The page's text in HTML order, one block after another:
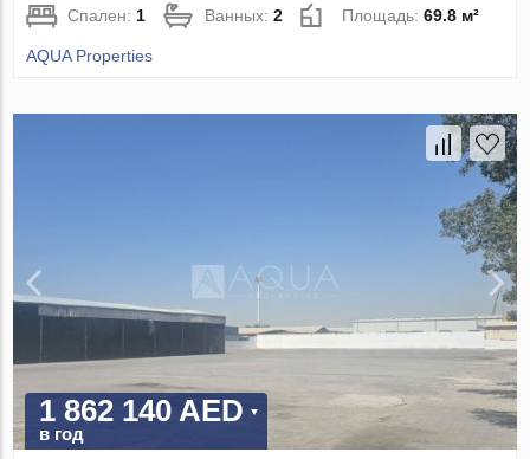
Спален: 1 Ванных:2 Площадь:69.8 м²
AQUA Properties
1 862 140 AED
в год